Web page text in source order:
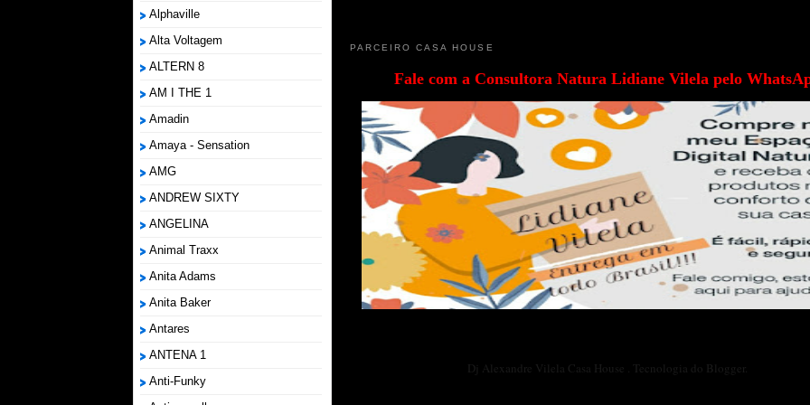
Alphaville
Alta Voltagem
ALTERN 8
AM I THE 1
Amadin
Amaya - Sensation
AMG
ANDREW SIXTY
ANGELINA
Animal Traxx
Anita Adams
Anita Baker
Antares
ANTENA 1
Anti-Funky
PARCEIRO CASA HOUSE
Fale com a Consultora Natura Lidiane Vilela pelo
Dj Alexandre Vilela Casa House . Tecnologia do Blogger